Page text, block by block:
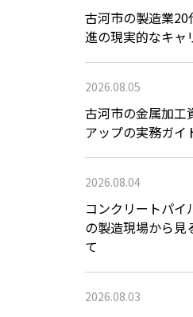
古河市の製造業
進の現実的なキャ
2026.08.05
古河市の金属加工
アップの実務ガイ
2026.08.04
コンクリートパイ
の製造現場から見
て
2026.08.03